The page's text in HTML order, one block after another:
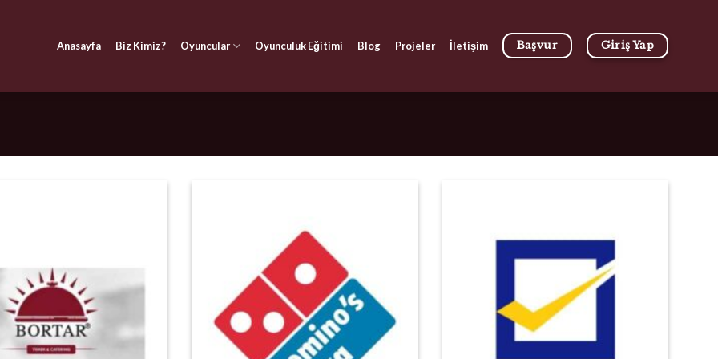
Anasayfa Biz Kimiz? Oyuncular Oyunculuk Eğitimi Blog Projeler İletişim Başvur Giriş Yap